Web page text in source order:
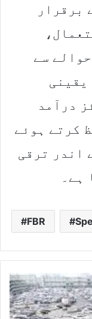
برقرار
سے
یقینی
درآمد
کرتے ہوئے
اندر ترقی
ہے۔
FBR